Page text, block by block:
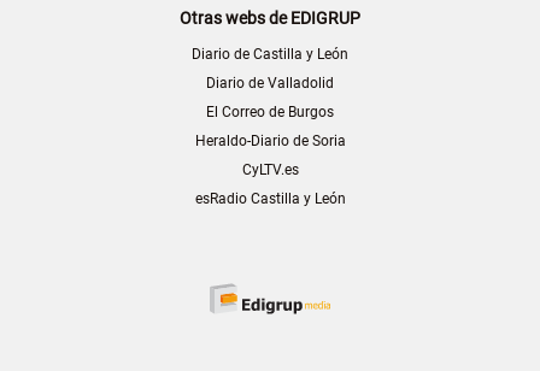
Otras webs de EDIGRUP
Diario de Castilla y León
Diario de Valladolid
El Correo de Burgos
Heraldo-Diario de Soria
CyLTV.es
esRadio Castilla y León